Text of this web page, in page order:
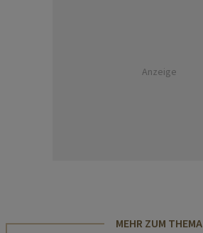
Anzeige
MEHR ZUM THEMA